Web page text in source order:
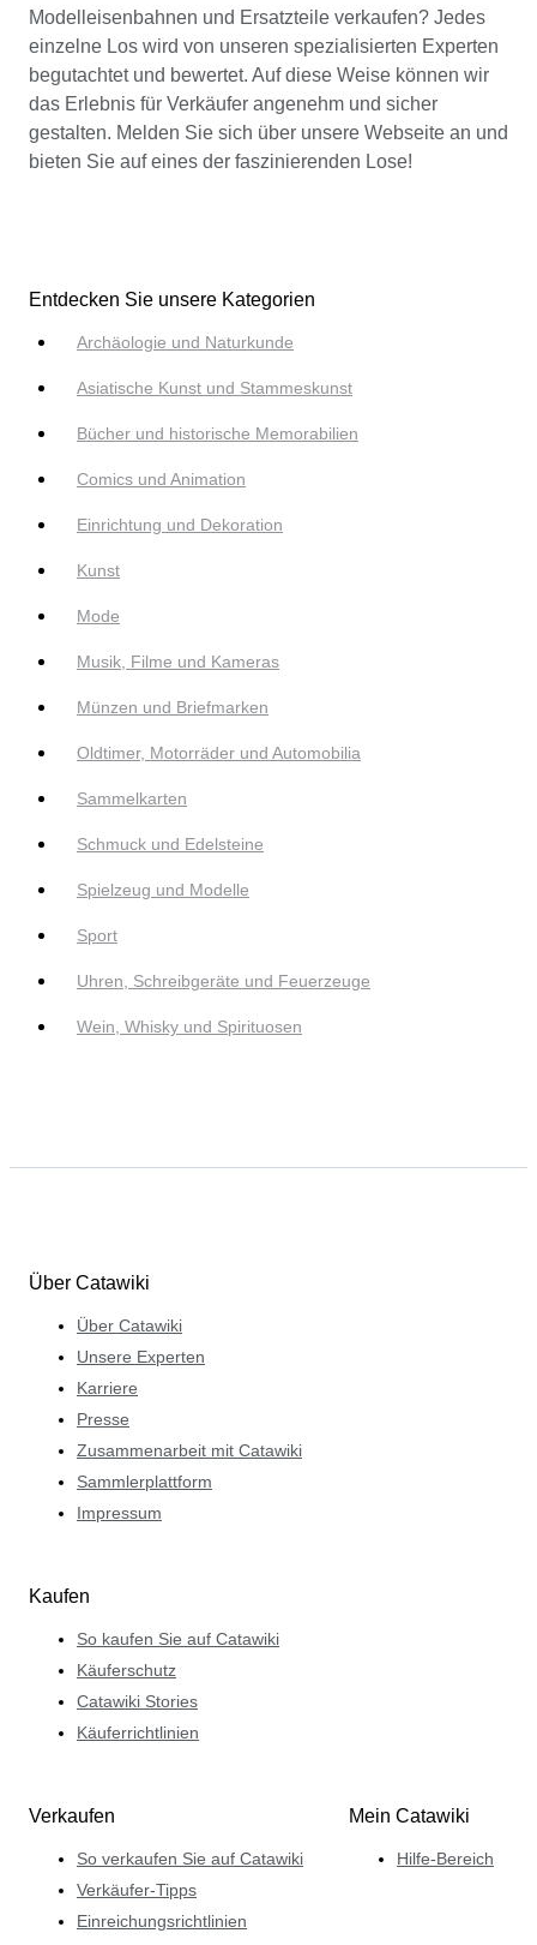
Modelleisenbahnen und Ersatzteile verkaufen? Jedes
einzelne Los wird von unseren spezialisierten Experten
begutachtet und bewertet. Auf diese Weise können wir
das Erlebnis für Verkäufer angenehm und sicher
gestalten. Melden Sie sich über unsere Webseite an und
bieten Sie auf eines der faszinierenden Lose!
Entdecken Sie unsere Kategorien
Archäologie und Naturkunde
Asiatische Kunst und Stammeskunst
Bücher und historische Memorabilien
Comics und Animation
Einrichtung und Dekoration
Kunst
Mode
Musik, Filme und Kameras
Münzen und Briefmarken
Oldtimer, Motorräder und Automobilia
Sammelkarten
Schmuck und Edelsteine
Spielzeug und Modelle
Sport
Uhren, Schreibgeräte und Feuerzeuge
Wein, Whisky und Spirituosen
Über Catawiki
Über Catawiki
Unsere Experten
Karriere
Presse
Zusammenarbeit mit Catawiki
Sammlerplattform
Impressum
Kaufen
So kaufen Sie auf Catawiki
Käuferschutz
Catawiki Stories
Käuferrichtlinien
Verkaufen
So verkaufen Sie auf Catawiki
Verkäufer-Tipps
Einreichungsrichtlinien
Mein Catawiki
Hilfe-Bereich